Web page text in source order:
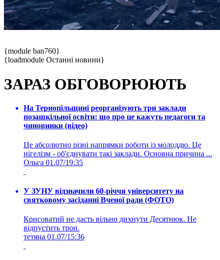
{module ban760}
{loadmodule Останні новини}
ЗАРАЗ ОБГОВОРЮЮТЬ
На Тернопільщині реорганізують три заклади
позашкільної освіти: що про це кажуть педагоги та
чиновники (відео)
Це абсолютно різні напрямки роботи із молоддю. Це
нігелізм - об'єднувати такі заклади. Основна причина ...
Ольга 01.07/19:35
У ЗУНУ відзначили 60-річчя університету на
святковому засіданні Вченої ради (ФОТО)
Крисоватий не дасть вільно дихнути Десятнюк. Не
відпустить трон.
тетяна 01.07/15:36